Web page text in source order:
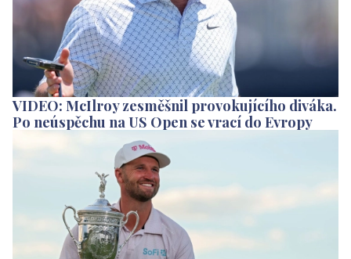
VIDEO: McIlroy zesměšnil provokujícího diváka.
Po neúspěchu na US Open se vrací do Evropy